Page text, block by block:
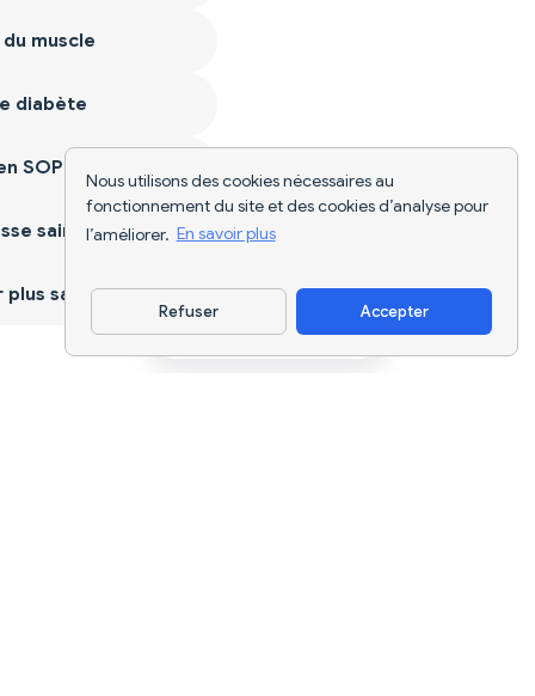
Nous utilisons des cookies nécessaires au
fonctionnement du site et des cookies d’analyse pour
l’améliorer. En savoir plus
Refuser Accepter
Télécharger l'appli
muscle
diabète
SOPK
saine
sain